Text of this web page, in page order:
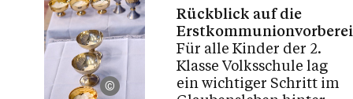
Aktuelles
Unser Pfarrverband
Organisationen im Pfarrverband
Katholische Kirche Vorarlberg
Rückblick auf die
Für alle Kinder der 2.
Klasse Volksschule lag
ein wichtiger Schritt im